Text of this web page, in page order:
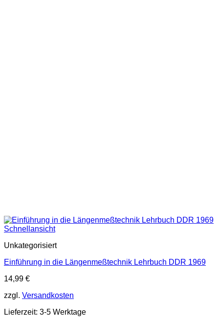
Schnellansicht
Unkategorisiert
Einführung in die Längenmeßtechnik Lehrbuch DDR 1969
14,99 €
zzgl. Versandkosten
Lieferzeit: 3-5 Werktage